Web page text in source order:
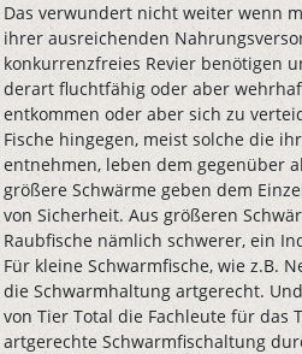
Das verwundert nicht weiter wenn
ihrer ausreichenden
konkurrenzfreies Revier benötigen
derart fluchtfähig oder aber
entkommen oder aber sich zu
Fische hingegen, meist solche die
entnehmen, leben dem gegenüber
größere Schwärme geben dem
von Sicherheit. Aus größeren
Raubfische nämlich schwerer, ein
Für kleine Schwarmfische, wie z.B.
die Schwarmhaltung artgerecht.
von Tier Total die Fachleute für das
artgerechte Schwarmfischaltung